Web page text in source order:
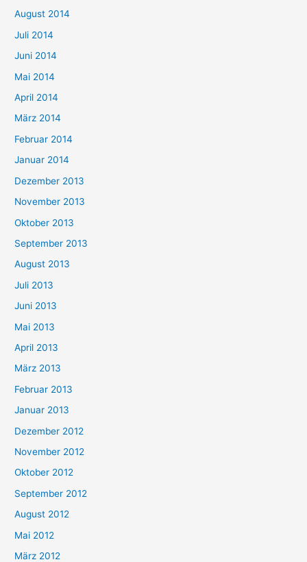
August 2014
Juli 2014
Juni 2014
Mai 2014
April 2014
März 2014
Februar 2014
Januar 2014
Dezember 2013
November 2013
Oktober 2013
September 2013
August 2013
Juli 2013
Juni 2013
Mai 2013
April 2013
März 2013
Februar 2013
Januar 2013
Dezember 2012
November 2012
Oktober 2012
September 2012
August 2012
Mai 2012
März 2012